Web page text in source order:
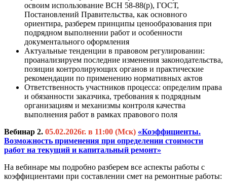
освоим использование ВСН 58-88(р), ГОСТ,
Постановлений Правительства, как основного
ориентира, разберем принципы ценообразования при
подрядном выполнении работ и особенности
документального оформления
Актуальные тенденции в правовом регулировании:
проанализируем последние изменения законодательства,
позиции контролирующих органов и практические
рекомендации по применению нормативных актов
Ответственность участников процесса: определим права
и обязанности заказчика, требования к подрядным
организациям и механизмы контроля качества
выполнения работ в рамках правового поля
Вебинар 2. 05.02.2026г. в 11:00 (Мск) «Коэффициенты.
Возможность применения при определении стоимости
работ на текущий и капитальный ремонт»
На вебинаре мы подробно разберем все аспекты работы с
коэффициентами при составлении смет на ремонтные работы: